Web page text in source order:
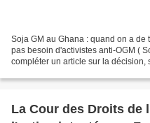
Soja GM au Ghana : quand on a
pas besoin d'activistes anti-OGM (
compléter un article sur la
La Cour des Droits de